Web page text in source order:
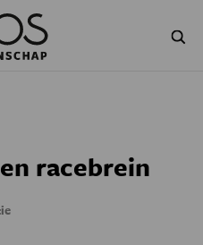
racebrein